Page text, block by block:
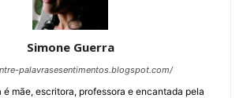
Simone Guerra
palavrasesentimentos.blogspot.com/
é mãe, escritora, professora e encantada pela